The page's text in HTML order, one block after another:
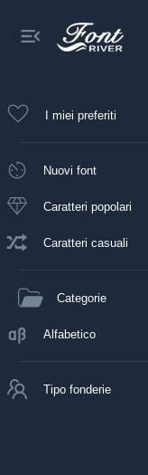
I miei preferiti
Nuovi font
Caratteri popolari
Caratteri casuali
Categorie
Alfabetico
Tipo fonderie